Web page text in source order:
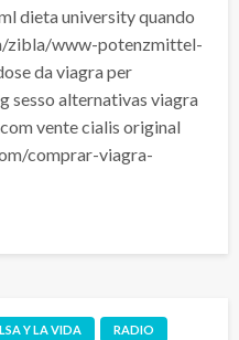
dieta university quando
zibla/www-potenzmittel-
da viagra per
sesso alternativas viagra
vente cialis original
comprar-viagra-
Y LA VIDA
RADIO